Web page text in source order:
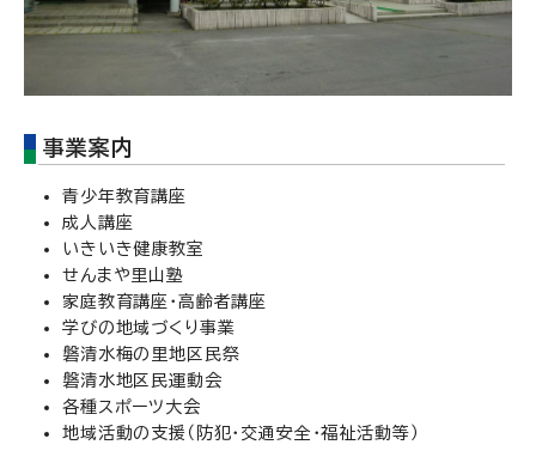
事業案内
青少年教育講座
成人講座
いきいき健康教室
せんまや里山塾
家庭教育講座・高齢者講座
学びの地域づくり事業
磐清水梅の里地区民祭
磐清水地区民運動会
各種スポーツ大会
地域活動の支援（防犯・交通安全・福祉活動等）